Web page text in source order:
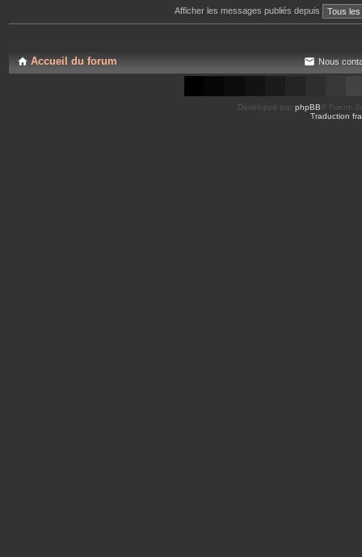
Afficher les messages publiés depuis
Accueil du forum Nous
Développé par phpBB ® Forum
Traduction